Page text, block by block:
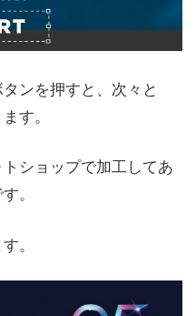
ンを押すと、次々と
す。
ショップで加工してあ
。
。